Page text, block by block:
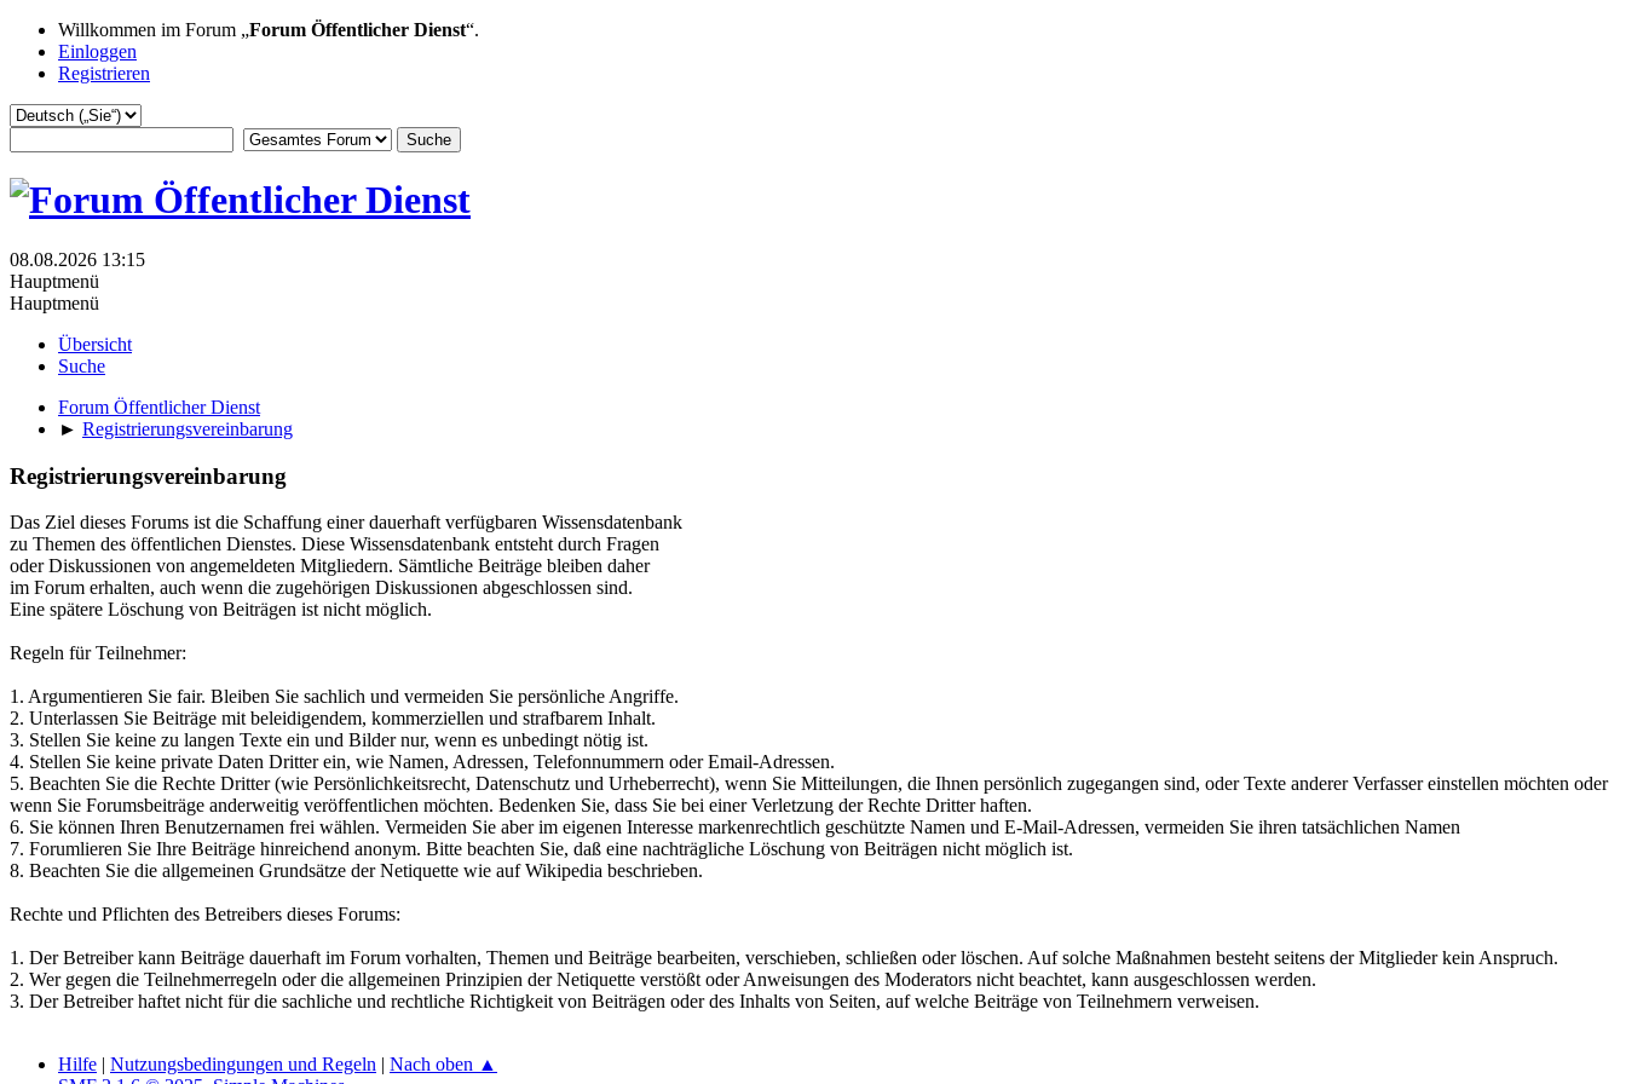
Willkommen im Forum „Forum Öffentlicher Dienst“.
Einloggen
Registrieren
08.08.2026 13:15
Hauptmenü
Hauptmenü
Übersicht
Suche
Forum Öffentlicher Dienst
► Registrierungsvereinbarung
Registrierungsvereinbarung
Das Ziel dieses Forums ist die Schaffung einer dauerhaft verfügbaren Wissensdatenbank
zu Themen des öffentlichen Dienstes. Diese Wissensdatenbank entsteht durch Fragen
oder Diskussionen von angemeldeten Mitgliedern. Sämtliche Beiträge bleiben daher
im Forum erhalten, auch wenn die zugehörigen Diskussionen abgeschlossen sind.
Eine spätere Löschung von Beiträgen ist nicht möglich.
Regeln für Teilnehmer:
1. Argumentieren Sie fair. Bleiben Sie sachlich und vermeiden Sie persönliche Angriffe.
2. Unterlassen Sie Beiträge mit beleidigendem, kommerziellen und strafbarem Inhalt.
3. Stellen Sie keine zu langen Texte ein und Bilder nur, wenn es unbedingt nötig ist.
4. Stellen Sie keine private Daten Dritter ein, wie Namen, Adressen, Telefonnummern oder Email-Adressen.
5. Beachten Sie die Rechte Dritter (wie Persönlichkeitsrecht, Datenschutz und Urheberrecht), wenn Sie Mitteilungen, die Ihnen persönlich zugegangen sind, oder Texte anderer Verfasser einstellen möchten oder
wenn Sie Forumsbeiträge anderweitig veröffentlichen möchten. Bedenken Sie, dass Sie bei einer Verletzung der Rechte Dritter haften.
6. Sie können Ihren Benutzernamen frei wählen. Vermeiden Sie aber im eigenen Interesse markenrechtlich geschützte Namen und E-Mail-Adressen, vermeiden Sie ihren tatsächlichen Namen
7. Forumlieren Sie Ihre Beiträge hinreichend anonym. Bitte beachten Sie, daß eine nachträgliche Löschung von Beiträgen nicht möglich ist.
8. Beachten Sie die allgemeinen Grundsätze der Netiquette wie auf Wikipedia beschrieben.
Rechte und Pflichten des Betreibers dieses Forums:
1. Der Betreiber kann Beiträge dauerhaft im Forum vorhalten, Themen und Beiträge bearbeiten, verschieben, schließen oder löschen. Auf solche Maßnahmen besteht seitens der Mitglieder kein Anspruch.
2. Wer gegen die Teilnehmerregeln oder die allgemeinen Prinzipien der Netiquette verstößt oder Anweisungen des Moderators nicht beachtet, kann ausgeschlossen werden.
3. Der Betreiber haftet nicht für die sachliche und rechtliche Richtigkeit von Beiträgen oder des Inhalts von Seiten, auf welche Beiträge von Teilnehmern verweisen.
Hilfe | Nutzungsbedingungen und Regeln | Nach oben ▲